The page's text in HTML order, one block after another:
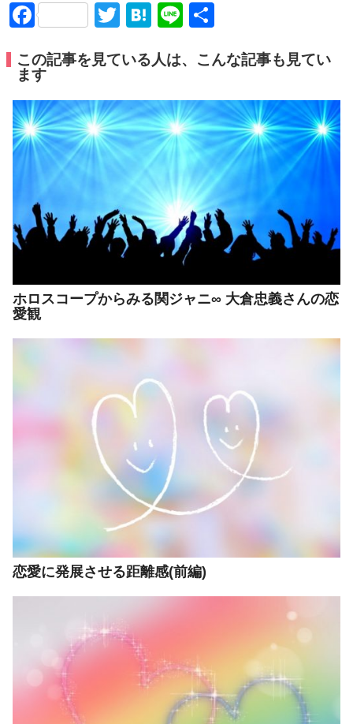
FacebookTwitter
Hatena
Line
この記事を見ている人は、こんな記事も見てい
ます
ホロスコープからみる関ジャニ∞ 大倉忠義さんの恋
愛観
恋愛に発展させる距離感(前編)